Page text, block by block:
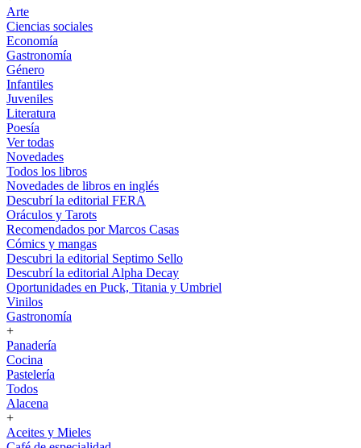
Arte
Ciencias sociales
Economía
Gastronomía
Género
Infantiles
Juveniles
Literatura
Poesía
Ver todas
Novedades
Todos los libros
Novedades de libros en inglés
Descubrí la editorial FERA
Oráculos y Tarots
Recomendados por Marcos Casas
Cómics y mangas
Descubri la editorial Septimo Sello
Descubrí la editorial Alpha Decay
Oportunidades en Puck, Titania y Umbriel
Vinilos
Gastronomía
+
Panadería
Cocina
Pastelería
Todos
Alacena
+
Aceites y Mieles